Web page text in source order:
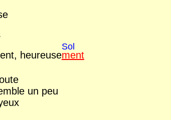
heureuse
Sol
ment
un peu